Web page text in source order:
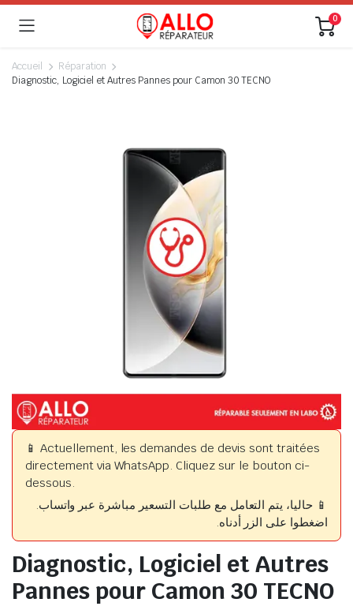
0
Accueil
Réparation
Diagnostic, Logiciel et Autres Pannes pour Camon 30 TECNO
📱 Actuellement, les demandes de devis sont traitées
directement via WhatsApp. Cliquez sur le bouton ci-
dessous.
📱 حاليا، يتم التعامل مع طلبات التسعير مباشرة عبر واتساب.
اضغطوا على الزر أدناه.
Diagnostic, Logiciel et Autres
Pannes pour Camon 30 TECNO